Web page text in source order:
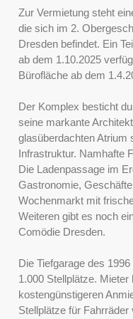
Zur Vermietung steht
die sich im 2.
Dresden befindet. Ein
ab dem 1.10.2025
Bürofläche ab dem
Der Komplex besticht
seine markante
glasüberdachten Atrium
Infrastruktur. Namhafte
Die Ladenpassage im
Gastronomie,
Wochenmarkt mit
Weiteren gibt es noch
Comödie Dresden.
Die Tiefgarage des
1.000 Stellplätze.
kostengünstigeren
Stellplätze für